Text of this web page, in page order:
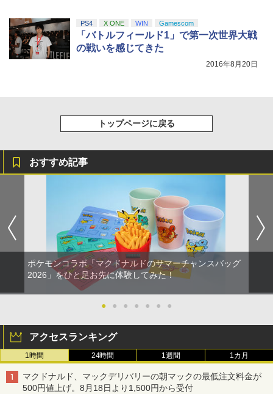
PS4 X ONE WIN Gamescom
「バトルフィールド1」で第一次世界大戦
の戦いを感じてきた
2016年8月20日
トップページに戻る
おすすめ記事
ポケモンコラボ「マクドナルドのサマーチャンスバッグ
2026」をひと足お先に体験してみた！
● ● ● ● ● ● ●
アクセスランキング
1時間 24時間 1週間 1カ月
マクドナルド、マックデリバリーの朝マックの最低注文料金が
500円値上げ。8月18日より1,500円から受付